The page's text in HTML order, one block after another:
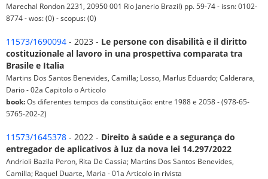
Marechal Rondon 2231, 20950 001 Rio Janerio Brazil) pp. 59-74 - issn: 0102-
8774 - wos: (0) - scopus: (0)
11573/1690094 - 2023 - Le persone con disabilità e il diritto
costituzionale al lavoro in una prospettiva comparata tra
Brasile e Italia
Martins Dos Santos Benevides, Camilla; Losso, Marlus Eduardo; Calderara,
Dario - 02a Capitolo o Articolo
book:Os diferentes tempos da constituição: entre 1988 e 2058 - (978-65-
5765-202-2)
11573/1645378 - 2022 - Direito à saúde e a segurança do
entregador de aplicativos à luz da nova lei 14.297/2022
Andrioli Bazila Peron, Rita De Cassia; Martins Dos Santos Benevides,
Camilla; Raquel Duarte, Maria - 01a Articolo in rivista